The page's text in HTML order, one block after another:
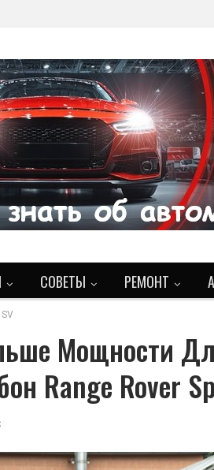
СОВЕТЫ РЕМОНТ
Мощности
Range Rover